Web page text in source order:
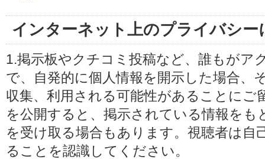
インターネット上のプライバシー
1.掲示板やクチコミ投稿など、誰もがア
で、自発的に個人情報を開示した場合、
収集、利用される可能性があることに
を公開すると、掲示されている情報を
を受け取る場合もあります。視聴者は自
ることを認識してください。